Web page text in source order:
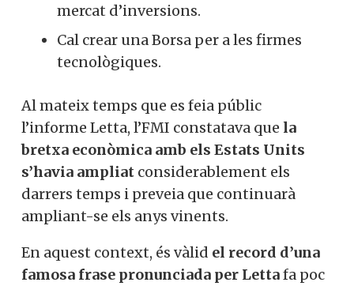
mercat d’inversions.
Cal crear una Borsa per a les firmes
tecnològiques.
Al mateix temps que es feia públic
l’informe Letta, l’FMI constatava que la
bretxa econòmica amb els Estats Units
s’havia ampliat considerablement els
darrers temps i preveia que continuarà
ampliant-se els anys vinents.
En aquest context, és vàlid el record d’una
famosa frase pronunciada per Lettafa poc